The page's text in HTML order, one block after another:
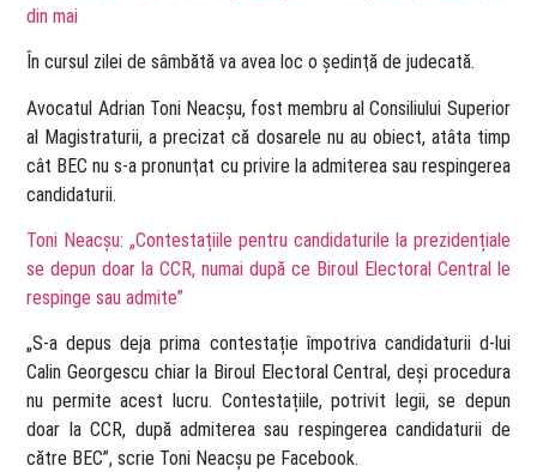
din mai
În cursul zilei de sâmbătă va avea loc o şedinţă de judecată.
Avocatul Adrian Toni Neacşu, fost membru al Consiliului Superior
al Magistraturii, a precizat că dosarele nu au obiect, atâta timp
cât BEC nu s-a pronunţat cu privire la admiterea sau respingerea
candidaturii.
Toni Neacșu: „Contestațiile pentru candidaturile la prezidențiale
se depun doar la CCR, numai după ce Biroul Electoral Central le
respinge sau admite”
„S-a depus deja prima contestație împotriva candidaturii d-lui
Calin Georgescu chiar la Biroul Electoral Central, deși procedura
nu permite acest lucru. Contestațiile, potrivit legii, se depun
doar la CCR, după admiterea sau respingerea candidaturii de
către BEC”, scrie Toni Neacșu pe Facebook.